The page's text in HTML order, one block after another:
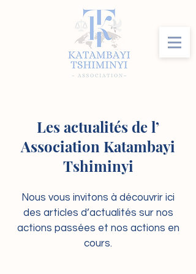
Les actualités de l’
Association Katambayi
Tshiminyi
Nous vous invitons à découvrir ici
des articles d’actualités sur nos
actions passées et nos actions en
cours.